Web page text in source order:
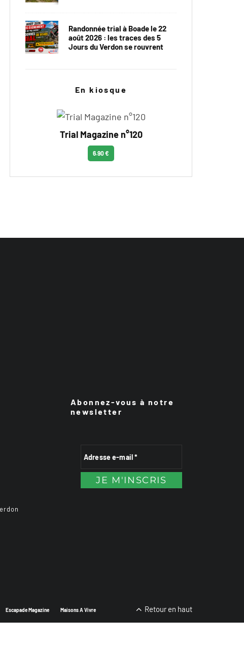
Randonnée trial à Boade le 22
août 2026 : les traces des 5
Jours du Verdon se rouvrent
En kiosque
Trial Magazine n°120
6.90 €
Abonnez-vous à notre
newsletter
Escapade Magazine Maisons A Vivre Retour en haut